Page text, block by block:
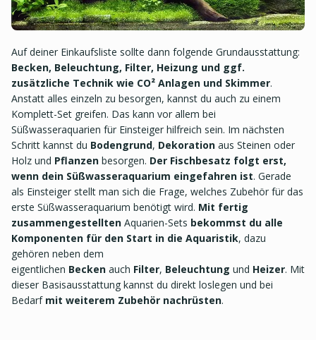
Auf deiner Einkaufsliste sollte dann folgende Grundausstattung:
Becken, Beleuchtung, Filter, Heizung und ggf.
zusätzliche Technik wie CO² Anlagen und Skimmer.
Anstatt alles einzeln zu besorgen, kannst du auch zu einem
Komplett-Set greifen. Das kann vor allem bei
Süßwasseraquarien für Einsteiger hilfreich sein. Im nächsten
Schritt kannst du Bodengrund, Dekoration aus Steinen oder
Holz und Pflanzen besorgen. Der Fischbesatz folgt erst,
wenn dein Süßwasseraquarium eingefahren ist. Gerade
als Einsteiger stellt man sich die Frage, welches Zubehör für das
erste Süßwasseraquarium benötigt wird. Mit fertig
zusammengestellten Aquarien-Sets bekommst du alle
Komponenten für den Start in die Aquaristik, dazu
gehören neben dem
eigentlichen Becken auch Filter, Beleuchtung und Heizer. Mit
dieser Basisausstattung kannst du direkt loslegen und bei
Bedarf mit weiterem Zubehör nachrüsten.